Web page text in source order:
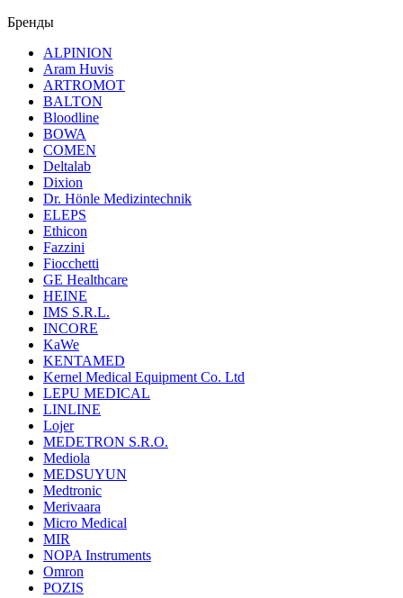
Бренды
ALPINION
Aram Huvis
ARTROMOT
BALTON
Bloodline
BOWA
COMEN
Deltalab
Dixion
Dr. Hönle Medizintechnik
ELEPS
Ethicon
Fazzini
Fiocchetti
GE Healthcare
HEINE
IMS S.R.L.
INCORE
KaWe
KENTAMED
Kernel Medical Equipment Co. Ltd
LEPU MEDICAL
LINLINE
Lojer
MEDETRON S.R.O.
Mediola
MEDSUYUN
Medtronic
Merivaara
Micro Medical
MIR
NOPA Instruments
Omron
POZIS